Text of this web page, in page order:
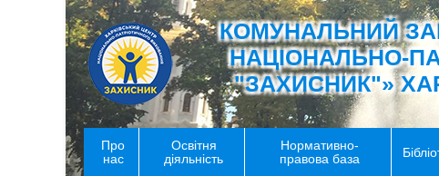
КОМУНАЛЬНИЙ
НАЦІОНАЛЬНО-
"ЗАХИСНИК"»
Про
нас
Освітня
діяльність
Нормативно-
правова база